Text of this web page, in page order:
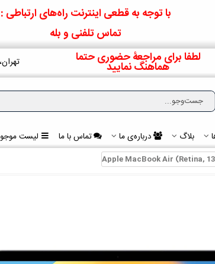
با توجه به قطعی اینترنت راه‌های ارتباطی :
تماس تلفنی و بله
لطفا برای مراجعۀ حضوری حتما
هماهنگ نمایید
بلاگ درباره‌ی ما تماس با ما لیست
Apple MacBook Air (Retina,